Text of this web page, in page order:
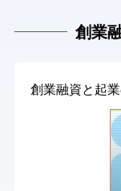
創業
創業融資と起